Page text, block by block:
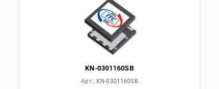
KN-0301160SB
Арт.: KN-0301160SB